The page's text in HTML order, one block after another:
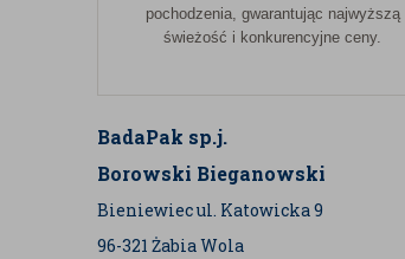
pochodzenia, gwarantując najwyższą
świeżość i konkurencyjne ceny.
BadaPak sp.j.
Borowski Bieganowski
Bieniewiec ul. Katowicka 9
96-321 Żabia Wola